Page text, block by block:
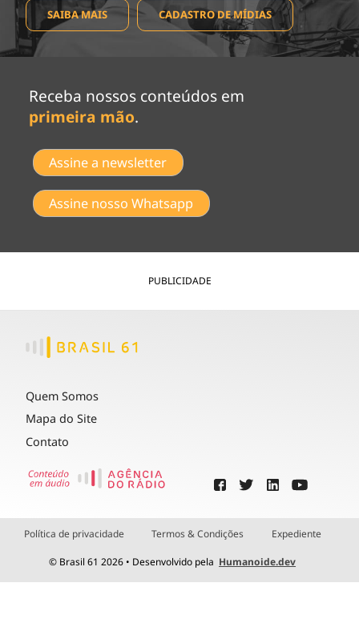
SAIBA MAIS CADASTRO DE MÍDIAS
Receba nossos conteúdos em
primeira mão.
Assine a newsletter
Assine nosso Whatsapp
PUBLICIDADE
Quem Somos
Mapa do Site
Contato
Política de privacidade Termos & Condições Expediente
© Brasil 61 2026 • Desenvolvido pela Humanoide.dev